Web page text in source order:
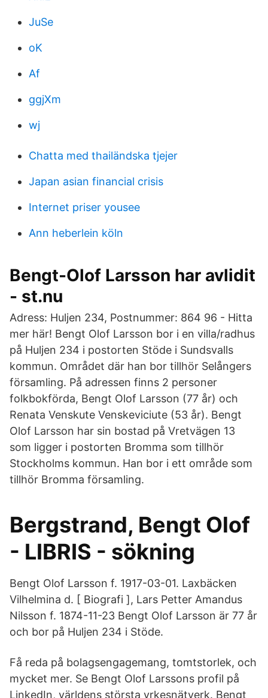
JuSe
oK
Af
ggjXm
wj
Chatta med thailändska tjejer
Japan asian financial crisis
Internet priser yousee
Ann heberlein köln
Bengt-Olof Larsson har avlidit
- st.nu
Adress: Huljen 234, Postnummer: 864 96 - Hitta
mer här! Bengt Olof Larsson bor i en villa/radhus
på Huljen 234 i postorten Stöde i Sundsvalls
kommun. Området där han bor tillhör Selångers
församling. På adressen finns 2 personer
folkbokförda, Bengt Olof Larsson (77 år) och
Renata Venskute Venskeviciute (53 år). Bengt
Olof Larsson har sin bostad på Vretvägen 13
som ligger i postorten Bromma som tillhör
Stockholms kommun. Han bor i ett område som
tillhör Bromma församling.
Bergstrand, Bengt Olof
- LIBRIS - sökning
Bengt Olof Larsson f. 1917-03-01. Laxbäcken
Vilhelmina d. [ Biografi ], Lars Petter Amandus
Nilsson f. 1874-11-23 Bengt Olof Larsson är 77 år
och bor på Huljen 234 i Stöde.
Få reda på bolagsengagemang, tomtstorlek, och
mycket mer. Se Bengt Olof Larssons profil på
LinkedIn, världens största yrkesnätverk. Bengt